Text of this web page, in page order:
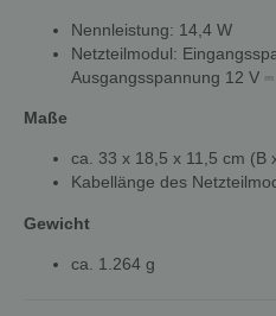
Nennleistung: 14,4 W
Netzteilmodul:
Ausgangsspannung 12 V ⎓
Maße
ca. 33 x 18,5 x 11,5 cm (B
Kabellänge des
Gewicht
ca. 1.264 g